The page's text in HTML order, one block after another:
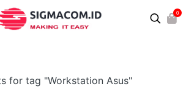
0
for tag "Workstation Asus"